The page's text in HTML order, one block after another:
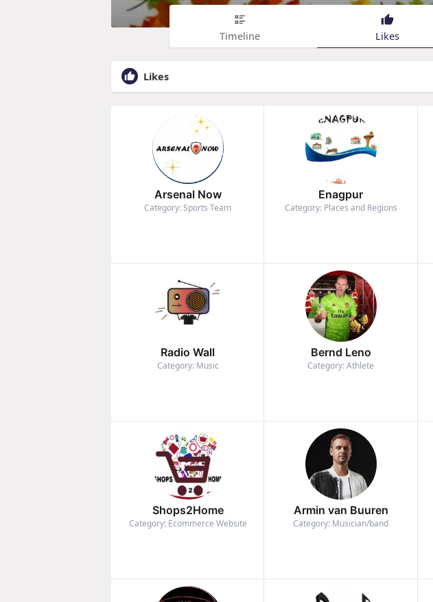
Timeline Likes
Likes
Arsenal Now
Category: Sports Team
Enagpur
Category: Places and Regions
Radio Wall
Category: Music
Bernd Leno
Category: Athlete
Shops2Home
Category: Ecommerce Website
Armin van Buuren
Category: Musician/band